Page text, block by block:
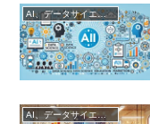
AI、データサイエンス
AI、データサイエンス